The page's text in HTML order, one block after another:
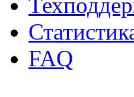
FAQ